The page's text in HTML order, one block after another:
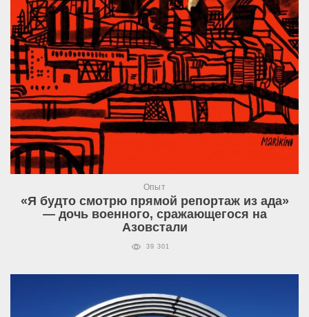
Опыт
«Я будто смотрю прямой репортаж из ада»
— дочь военного, сражающегося на
Азовстали
39 301